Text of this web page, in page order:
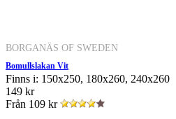
BORGANÄS OF SWEDEN
Bomullslakan Vit
Finns i: 150x250, 180x260, 240x260
149 kr
Från 109 kr